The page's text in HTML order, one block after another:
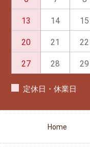
13 14 15
20 21 22
27 28 29
定休日・休業日
Home